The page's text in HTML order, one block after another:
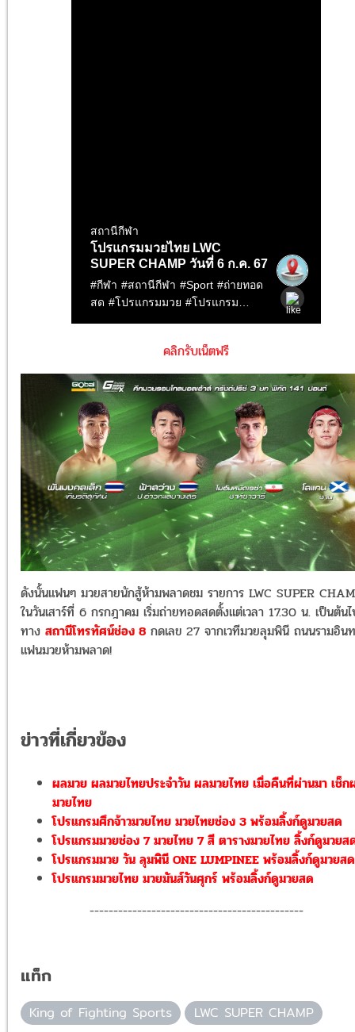
คลิกรับเน็ตฟรี
ดังนั้นแฟนๆ มวยสายนักสู้ห้ามพลาดชม รายการ LWC SUPER
ในวันเสาร์ที่ 6 กรกฎาคม เริ่มถ่ายทอดสดตั้งแต่เวลา 17.30 น. เป็นต้น
ทาง สถานีโทรทัศน์ช่อง 8 กดเลข 27 จากเวทีมวยลุมพินี ถนนรามอิน
แฟนมวยห้ามพลาด!
ข่าวที่เกี่ยวข้อง
ผลมวย ผลมวยไทยประจำวัน ผลมวยไทย เมื่อคืนที่ผ่านมา เช็ก
มวยไทย
โปรแกรมศึกจ้าวมวยไทย มวยไทยช่อง 3 พร้อมลิ้งก์ดูมวยสด
โปรแกรมมวยช่อง 7 มวยไทย 7 สี ตารางมวยไทย ลิ้งก์ดูมวยส
โปรแกรมมวย วัน ลุมพินี ONE LUMPINEE พร้อมลิ้งก์ดูมวยสด
โปรแกรมมวยไทย มวยมันส์วันศุกร์ พร้อมลิ้งก์ดูมวยสด
---------------------------------------------
แท็ก
King of Fighting Sports LWC SUPER CHAMP